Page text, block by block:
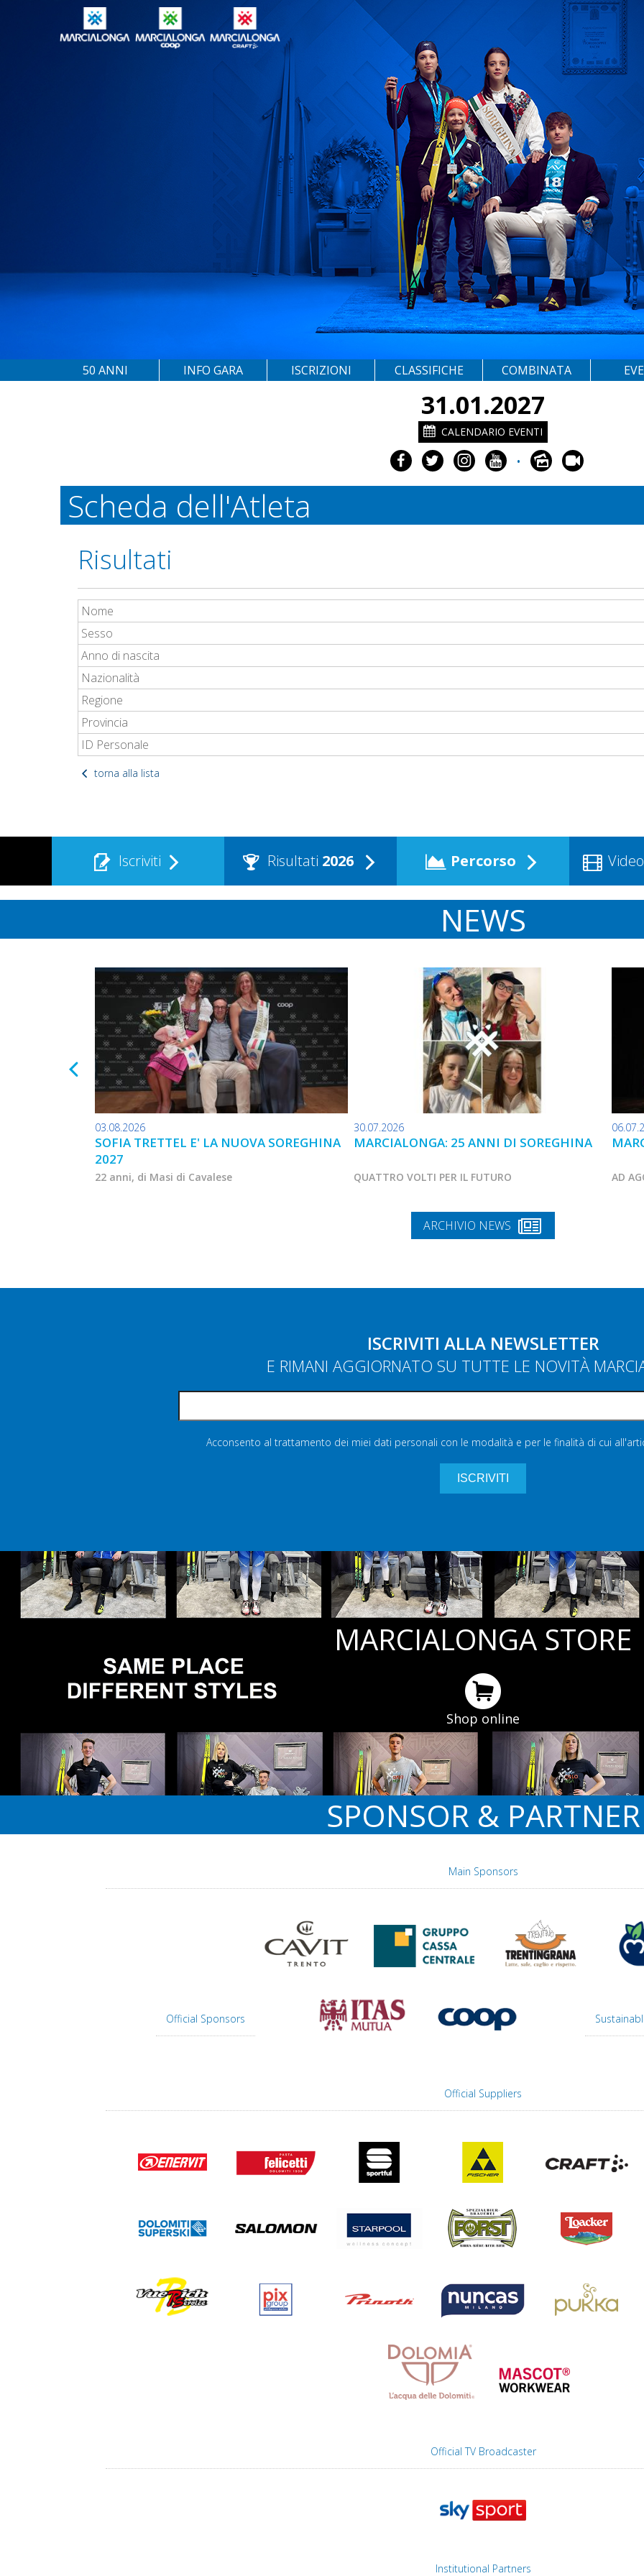
50 ANNI INFO GARA ISCRIZIONI CLASSIFICHE COMBINATA
31.01.2027
CALENDARIO EVENTI
•
Scheda dell'Atleta
Risultati
Nome
Sesso
Anno di nascita
Nazionalità
Regione
Provincia
ID Personale
torna alla lista
Iscriviti Risultati 2026 Percorso Video
NEWS
03.08.2026
SOFIA TRETTEL E' LA NUOVA SOREGHINA
2027
22 anni, di Masi di Cavalese
30.07.2026
MARCIALONGA: 25 ANNI DI SOREGHINA
QUATTRO VOLTI PER IL FUTURO AD
ARCHIVIO NEWS
ISCRIVITI ALLA NEWSLETTER
E RIMANI AGGIORNATO SU TUTTE LE NOVITÀ
Acconsento al trattamento dei miei dati personali con le modalità e per le finalità di cui
MARCIALONGA STORE
Shop online
SPONSOR & PARTNER
Main Sponsors
Official Sponsors
Official Suppliers
Official TV Broadcaster
Institutional Partners